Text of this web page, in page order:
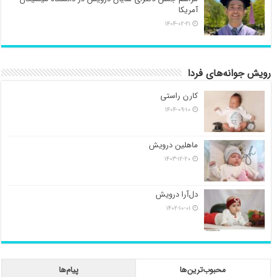
آمریکا
۱۴۰۴-۰۲-۲۱
رویش جوانه‌های فردا
کارن راستی
۱۴۰۴-۰۹-۱۰
ماهلین درویش
۱۴۰۳-۱۲-۲۰
دل‌آرا درویش
۱۴۰۲-۱۰-۰۱
محبوب‌ترین‌ها پیام‌ها